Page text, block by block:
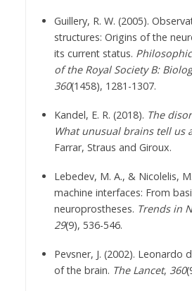
Guillery, R. W. (2005).
structures: Origins of the
its current status.
of the Royal Society B:
360(1458), 1281-1307.
Kandel, E. R. (2018). The
What unusual brains tell us
Farrar, Straus and Giroux.
Lebedev, M. A., & Nicolelis,
machine interfaces: From
neuroprostheses. Trends in
29(9), 536-546.
Pevsner, J. (2002). Leonardo
of the brain. The Lancet, 360